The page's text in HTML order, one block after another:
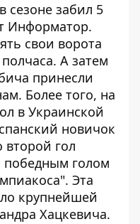
сезоне забил 5
Информатор.
свои ворота
А затем
принесли
Более того, на
в Украинской
новичок
гол
победным голом
Эта
крупнейшей
Хацкевича.